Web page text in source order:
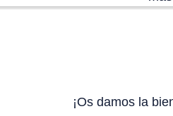
¡Os damos la